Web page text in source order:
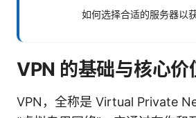
如何选择合适的服务器以
VPN 的基础与核心价
VPN，全称是 Virtual Private